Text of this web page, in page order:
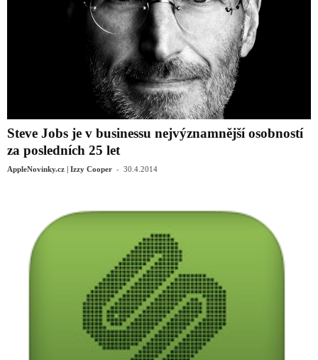
Steve Jobs je v businessu nejvýznamnější osobností
za posledních 25 let
AppleNovinky.cz | Izzy Cooper - 30.4.2014